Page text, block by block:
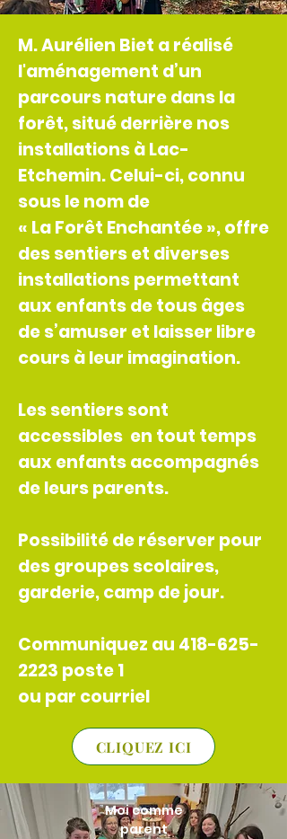
M. Aurélien Biet a réalisé
l'aménagement d’un
parcours nature dans la
forêt, situé derrière nos
installations à Lac-
Etchemin. Celui-ci, connu
sous le nom de
« La Forêt Enchantée », offre
des sentiers et diverses
installations permettant
aux enfants de tous âges
de s’amuser et laisser libre
cours à leur imagination.
Les sentiers sont
accessibles en tout temps
aux enfants accompagnés
de leurs parents.
Possibilité de réserver pour
des groupes scolaires,
garderie, camp de jour.
Communiquez au 418-625-
2223 poste 1
ou par courriel
CLIQUEZ ICI
Moi comme
parent